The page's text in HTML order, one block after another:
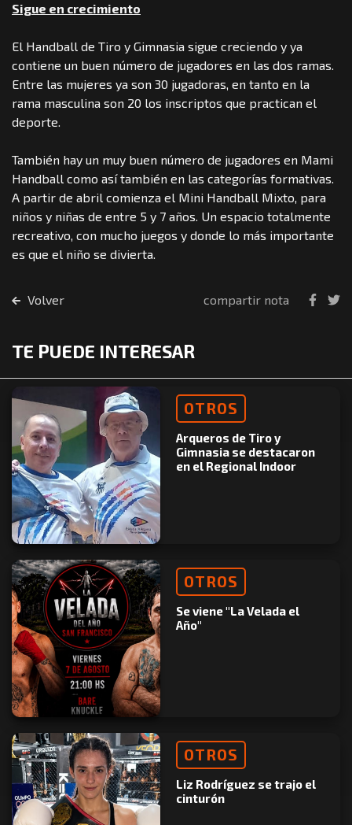
Sigue en crecimiento
El Handball de Tiro y Gimnasia sigue creciendo y ya
contiene un buen número de jugadores en las dos ramas.
Entre las mujeres ya son 30 jugadoras, en tanto en la
rama masculina son 20 los inscriptos que practican el
deporte.
También hay un muy buen número de jugadores en Mami
Handball como así también en las categorías formativas.
A partir de abril comienza el Mini Handball Mixto, para
niños y niñas de entre 5 y 7 años. Un espacio totalmente
recreativo, con mucho juegos y donde lo más importante
es que el niño se divierta.
Volver compartir nota
TE PUEDE INTERESAR
OTROS
Arqueros de Tiro y
Gimnasia se destacaron
en el Regional Indoor
OTROS
Se viene "La Velada el
Año"
OTROS
Liz Rodríguez se trajo el
cinturón